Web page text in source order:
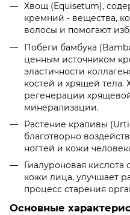
Хвощ (Equisetum),
кремний - вещества,
волосы и помогают
Побеги бамбука
ценным источником
эластичности
костей и хрящей тела.
регенерации
минерализации.
Растение крапивы
благотворно
ногтей и кожи
Гиалуроновая
кожи лица, улучшает
процесс старения
Основные